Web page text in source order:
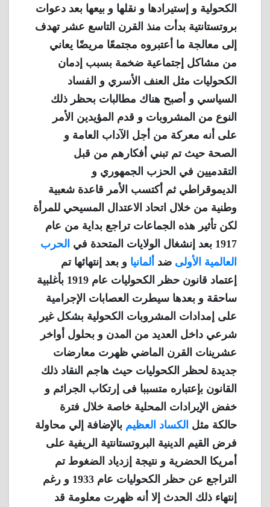
الكحولية و إستيرادها و نقلها و بيعها بعد دعوات
بروتستانتية بدأت منذ القرن التاسع عشر تهدف
إلى معالجة ما أعتبروه مجتمعًا مريضًا يعاني
من مشاكل إجتماعية ضخمة بسبب إدمان
الكحوليات مثل العنف الأسري و الفساد
السياسي و أصبح هناك مطالبات بحظر ذلك
النوع من المشروبات و قدم المؤيدين الأمر
على أنه معركة من أجل الآداب العامة و
الصحة حيث تم تبني أفكارهم من قبل
التقدميين في الحزب الجمهوري و
الديموقراطي ثم أكتسب الأمر قاعدة شعبية
وطنية من خلال اتحاد الاعتدال المسيحي للمرأة
لكن تأثير هذه الجماعات تراجع بداية من عام
1917 بعد إنشغال الولايات المتحدة في
الحرب
العالمية الأولى ضد ألمانيا و بعد إنتهائها تم
إعتماد قانون حظر الكحوليات عام 1919 بأغلبية
ساحقة و بعدها سيطرت العصابات الإجرامية
على إمدادات المشروبات الكحولية بشكل غير
شرعي داخل العديد من المدن و بحلول أواخر
عشرينات القرن الماضي ظهرت معارضات
جديدة لحظر الكحوليات حيث هاجم النقاد ذلك
القانون بإعتباره متسببا فى إرتكاب الجرائم و
خفض الإيرادات المحلية خاصة خلال فترة
حالكة مثل الكساد العظيم بالإضافة إلي محاولة
فرض القيم الدينية البروتستانتية الريفية على
أمريكا الحضرية و نتيجة إزدياد الضغوط تم
التراجع عن حظر الكحوليات عام 1933 و رغم
إنتهاء ذلك الحدث إلا أنه ظهرت معلومة قد